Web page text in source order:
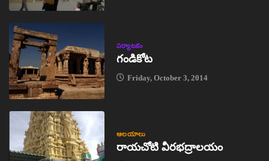
పర్యాటకం
గండికోట
Friday, October 3, 2014
ఆలయాలు
రాయచోటి వీరభద్రాలయం